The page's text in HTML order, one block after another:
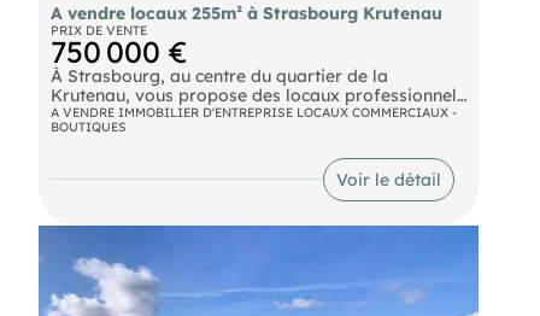
A vendre locaux 255m² à Strasbourg Krutenau
PRIX DE VENTE
750 000 €
À Strasbourg, au centre du quartier de la
Krutenau, vous propose des locaux professionnels
PMR de 255m2 livrés bruts, avec un jardin privatif,
un garage et un local à vélos. Idéal professions
A VENDRE IMMOBILIER D'ENTREPRISE LOCAUX COMMERCIAUX -
BOUTIQUES
Voir le détail